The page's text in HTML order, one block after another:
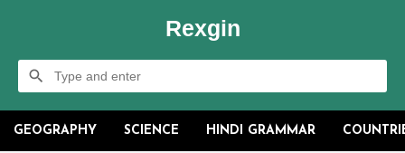
Rexgin
GEOGRAPHY SCIENCE HINDI GRAMMAR